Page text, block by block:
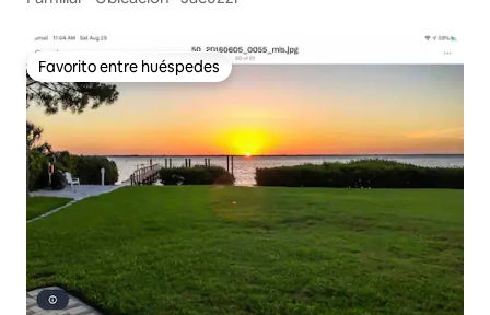
Favorito entre huéspedes
Favorito entre huéspedes